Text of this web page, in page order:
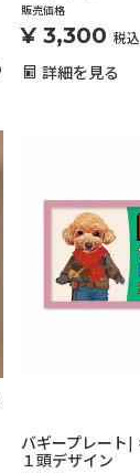
販売価格
¥ 3,300 税込
詳細を見る
バギープレート|
１頭デザイン